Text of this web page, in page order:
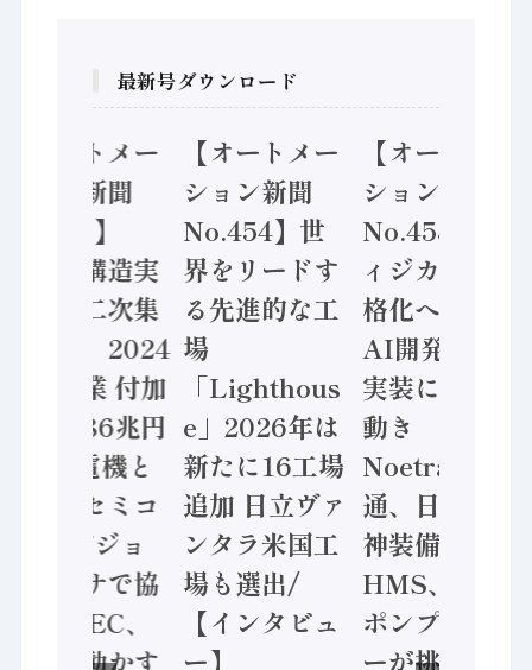
最新号ダウンロード
【オートメー
ション新聞
No.455】
「経済構造実
態調査二次集
計結果」2024
年製造業 付加
価値額86兆円
/ 三菱電機と
ソニーセミコ
ン AIビジョ
ンセンサで協
業 / IDEC、
安全に動かす
【オートメー
ション新聞
No.454】世
界をリードす
る先進的な工
場
「Lighthous
e」2026年は
新たに16工場
追加 日立ヴァ
ンタラ米国工
場も選出/
【インタビュ
ー】
【オートメー
ション新聞
No.453】フ
ィジカルAI本
格化へ 国産
AI開発や社会
実装に活発な
動き
Noetra、富士
通、日立 / 兵
神装備 ×
HMS、老舗
ポンプメーカ
ーが挑むデー